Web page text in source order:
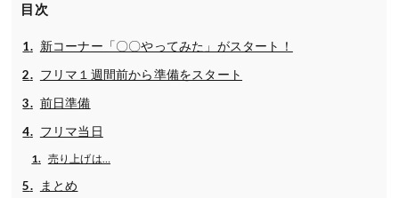
目次
新コーナー「〇〇やってみた」がスタート！
フリマ１週間前から準備をスタート
前日準備
フリマ当日
売り上げは…
まとめ